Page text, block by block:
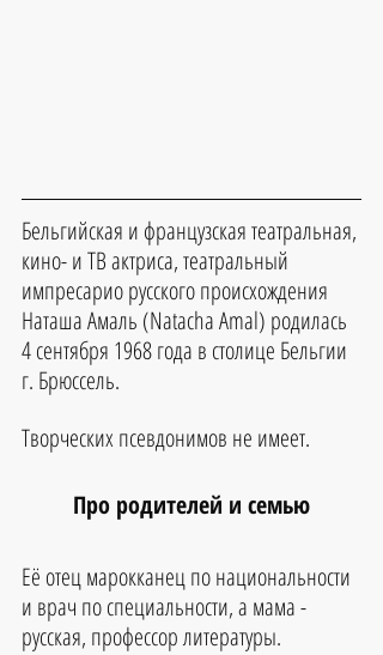
Бельгийская и французская театральная,
кино- и ТВ актриса, театральный
импресарио русского происхождения
Наташа Амаль (Natacha Amal) родилась
4 сентября 1968 года в столице Бельгии
г. Брюссель.
Творческих псевдонимов не имеет.
Про родителей и семью
Её отец марокканец по национальности
и врач по специальности, а мама -
русская, профессор литературы.